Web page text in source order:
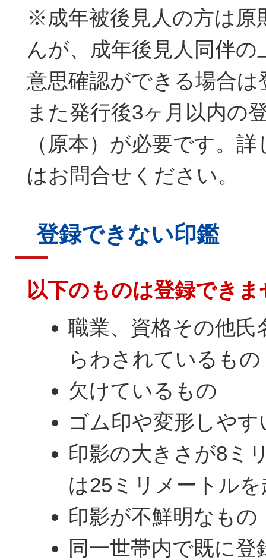
※成年被後見人の方は原
んが、成年後見人同伴の
意思確認ができる場合は
また発行後3ヶ月以内の
（原本）が必要です。
はお問合せください。
登録できない印鑑
以下のものは登録できま
職業、資格その他氏
らわされているもの
欠けているもの
ゴム印や変形しや
印影の大きさが8ミ
は25ミリメートル
印影が不鮮明なもの
同一世帯内で既に